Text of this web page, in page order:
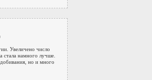
Увеличено число
стала намного лучше.
но и много